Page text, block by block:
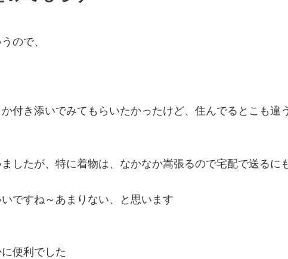
ので、
付き添いでみてもらいたかったけど、住んでるとこも違
したが、特に着物は、なかなか嵩張るので宅配で送るに
ですね～あまりない、と思います
便利でした